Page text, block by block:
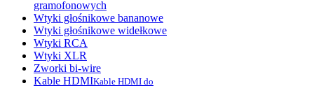
gramofonowych
Wtyki głośnikowe bananowe
Wtyki głośnikowe widełkowe
Wtyki RCA
Wtyki XLR
Zworki bi-wire
Kable HDMIKable HDMI do